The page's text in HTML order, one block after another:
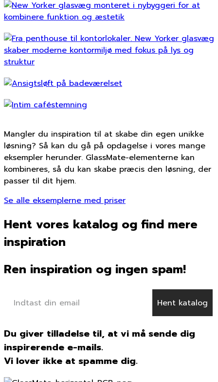
Mangler du inspiration til at skabe din egen unikke
løsning? Så kan du gå på opdagelse i vores mange
eksempler herunder. GlassMate-elementerne kan
kombineres, så du kan skabe præcis den løsning, der
passer til dit hjem.
Se alle eksemplerne med priser
Hent vores katalog og find mere
inspiration
Ren inspiration og ingen spam!
Hent katalog
Du giver tilladelse til, at vi må sende dig
inspirerende e-mails.
Vi lover ikke at spamme dig.